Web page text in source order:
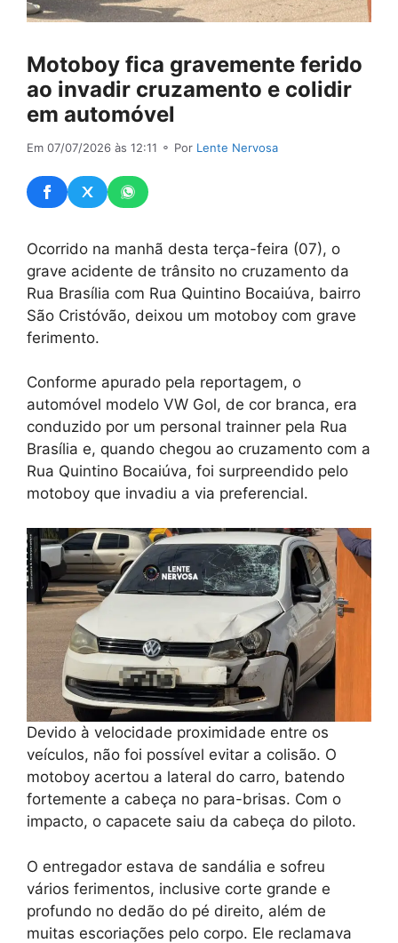
Motoboy fica gravemente ferido
ao invadir cruzamento e colidir
em automóvel
Em 07/07/2026 às 12:11 ⚬ Por Lente Nervosa
Ocorrido na manhã desta terça-feira (07), o
grave acidente de trânsito no cruzamento da
Rua Brasília com Rua Quintino Bocaiúva, bairro
São Cristóvão, deixou um motoboy com grave
ferimento.
Conforme apurado pela reportagem, o
automóvel modelo VW Gol, de cor branca, era
conduzido por um personal trainner pela Rua
Brasília e, quando chegou ao cruzamento com a
Rua Quintino Bocaiúva, foi surpreendido pelo
motoboy que invadiu a via preferencial.
Devido à velocidade proximidade entre os
veículos, não foi possível evitar a colisão. O
motoboy acertou a lateral do carro, batendo
fortemente a cabeça no para-brisas. Com o
impacto, o capacete saiu da cabeça do piloto.
O entregador estava de sandália e sofreu
vários ferimentos, inclusive corte grande e
profundo no dedão do pé direito, além de
muitas escoriações pelo corpo. Ele reclamava